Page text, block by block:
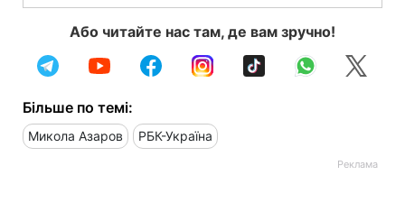
Або читайте нас там, де вам зручно!
Більше по темі:
Микола Азаров РБК-Україна